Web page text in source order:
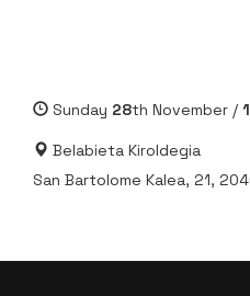
Sunday 28th November /
Belabieta Kiroldegia
San Bartolome Kalea, 21,